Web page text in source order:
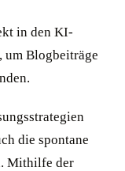
in den KI-
um Blogbeiträge
die spontane
Mithilfe der